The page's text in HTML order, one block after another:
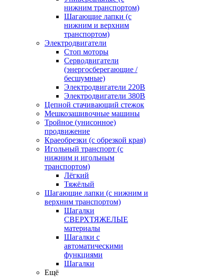
нижним транспортом)
Шагающие лапки (с
нижним и верхним
транспортом)
Электродвигатели
Стоп моторы
Серводвигатели
(энергосберегающие /
бесшумные)
Электродвигатели 220В
Электродвигатели 380В
Цепной стачивающий стежок
Мешкозашивочные машины
Тройное (унисонное)
продвижение
Краеобрезки (с обрезкой края)
Игольный транспорт (с
нижним и игольным
транспортом)
Лёгкий
Тяжёлый
Шагающие лапки (с нижним и
верхним транспортом)
Шагалки
СВЕРХТЯЖЕЛЫЕ
материалы
Шагалки с
автоматическими
функциями
Шагалки
Ещё